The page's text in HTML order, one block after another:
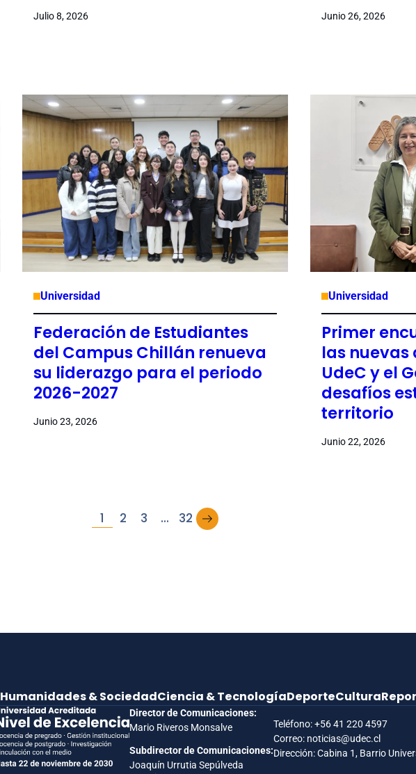
Julio 8, 2026 Junio 26, 2026
Universidad
Federación de Estudiantes
del Campus Chillán renueva
su liderazgo para el periodo
2026-2027
Junio 23, 2026
Universidad
Primer
las
UdeC y el
desafíos
territorio
Junio 22, 2026
1 2 3 … 32 →
Humanidades & SociedadCiencia & TecnologíaDeporteCultura
Director de Comunicaciones:
Mario Riveros Monsalve
Subdirector de Comunicaciones:
Joaquín Urrutia Sepúlveda
Teléfono:+56 41 220 4597
Correo: noticias@udec.cl
Dirección: Cabina 1, Barrio